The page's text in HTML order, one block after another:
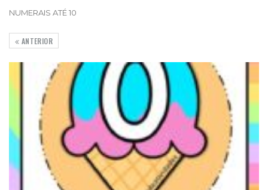
NUMERAIS ATÉ 10
ANTERIOR